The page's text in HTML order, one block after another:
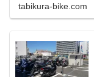
tabikura-bike.com